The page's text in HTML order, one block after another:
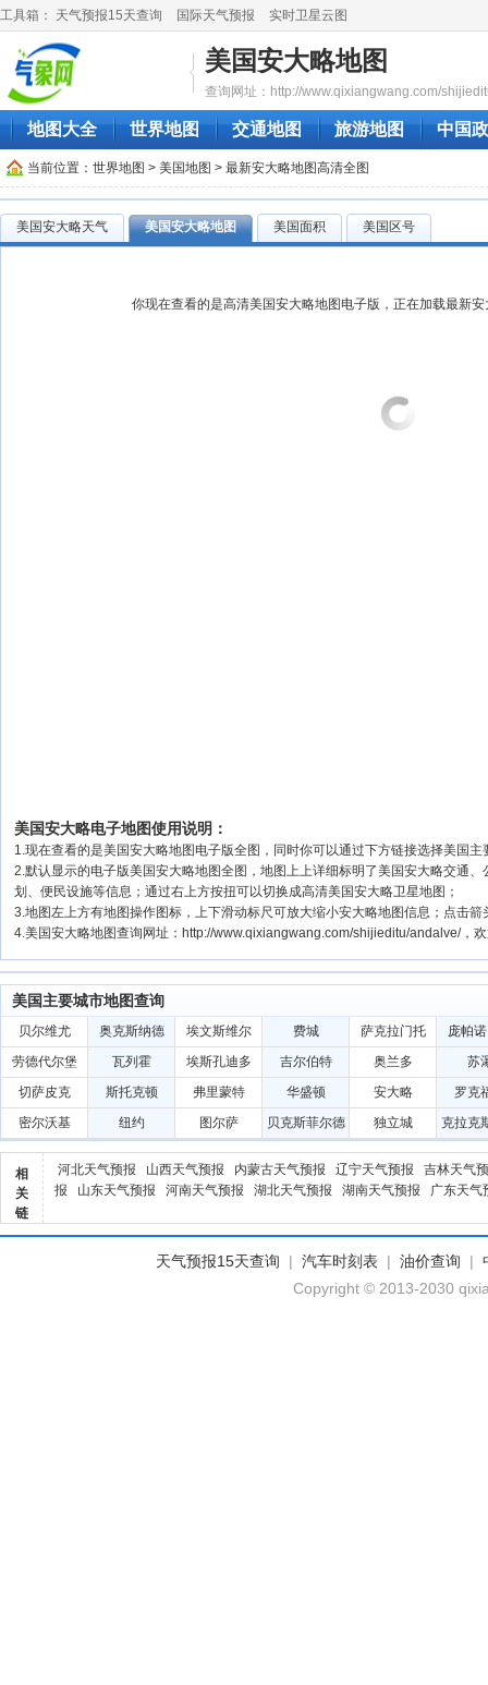
工具箱： 天气预报15天查询 国际天气预报 实时卫星云图
美国安大略地图
查询网址：http://www.qixiangwang.com/
地图大全 世界地图 交通地图 旅游地图 中国
当前位置： 世界地图 > 美国地图 > 最新安大略地图高清全图
美国安大略天气 美国安大略地图 美国面积 美国区号
你现在查看的是高清美国安大略地图电子版，正在加载最新
美国安大略电子地图使用说明：
1.现在查看的是美国安大略地图电子版全图，同时你可以通过下方链接选择美国
2.默认显示的电子版美国安大略地图全图，地图上上详细标明了美国安大略交通
划、便民设施等信息；通过右上方按扭可以切换成高清美国安大略卫星地图；
3.地图左上方有地图操作图标，上下滑动标尺可放大缩小安大略地图信息；点击
4.美国安大略地图查询网址：http://www.qixiangwang.com/shijieditu/andalve/，
美国主要城市地图查询
贝尔维尤 奥克斯纳德 埃文斯维尔 费城 萨克拉门托
庞帕
劳德代尔堡
瓦列霍 埃斯孔迪多 吉尔伯特 奥兰多
苏
切萨皮克
斯托克顿 弗里蒙特 华盛顿 安大略
罗克
密尔沃基
纽约 图尔萨 贝克斯菲尔德 独立城 克拉克
相
关
链
河北天气预报 山西天气预报 内蒙古天气预报 辽宁天气预报
吉林天气
报
山东天气预报 河南天气预报 湖北天气预报 湖南天气预报 广东天气
天气预报15天查询 | 汽车时刻表 | 油价查询 |
Copyright © 2013-2030